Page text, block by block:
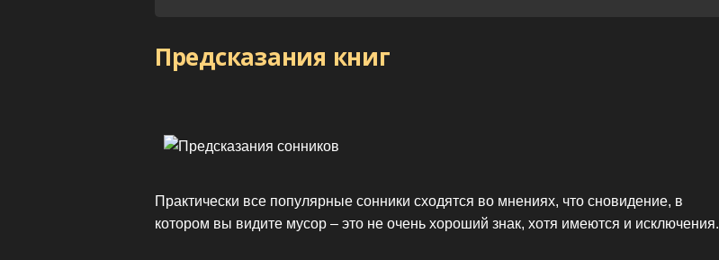
Предсказания книг
Практически все популярные сонники сходятся во мнениях, что сновидение, в
котором вы видите мусор – это не очень хороший знак, хотя имеются и исключения.